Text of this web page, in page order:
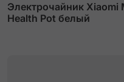
Электрочайник
Health Pot белый